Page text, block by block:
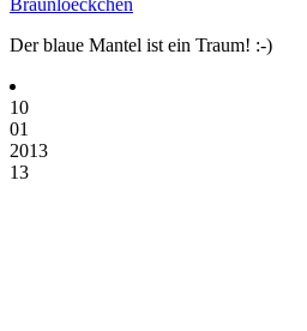
Der blaue Mantel ist ein Traum! :-)
10
01
2013
13